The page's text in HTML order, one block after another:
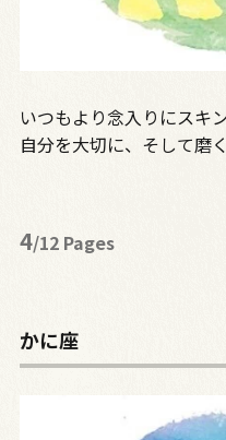
いつもより念入りにスキ
自分を大切に、そして磨
4/12 Pages
かに座